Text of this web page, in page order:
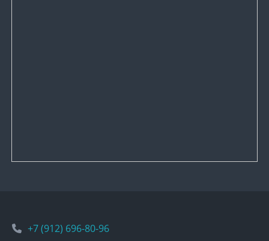
+7 (912) 696-80-96